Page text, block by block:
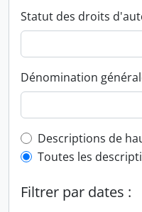
Statut des droits
Dénomination
Top-level
Descriptions de
Toutes les
Filtrer par dates :